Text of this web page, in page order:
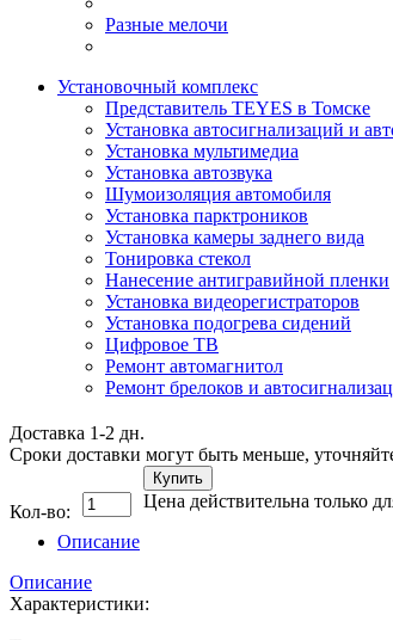
Разные мелочи
Установочный комплекс
Представитель TEYES в Томске
Установка автосигнализаций и
Установка мультимедиа
Установка автозвука
Шумоизоляция автомобиля
Установка парктроников
Установка камеры заднего вида
Тонировка стекол
Нанесение антигравийной пленки
Установка видеорегистраторов
Установка подогрева сидений
Цифровое ТВ
Ремонт автомагнитол
Ремонт брелоков и
Доставка 1-2 дн.
Сроки доставки могут быть меньше,
Кол-во:
Купить
Цена действительна только
Описание
Описание
Характеристики: